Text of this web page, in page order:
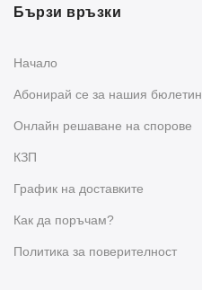
Бързи връзки
Начало
Абонирай се за нашия бюлетин
Oнлайн решаване на спорове
КЗП
График на доставките
Как да поръчам?
Политика за поверителност